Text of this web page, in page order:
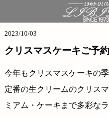
2023/10/03
クリスマスケーキご予
今年もクリスマスケーキの
定番の生クリームのクリス
ミアム・ケーキまで多彩な